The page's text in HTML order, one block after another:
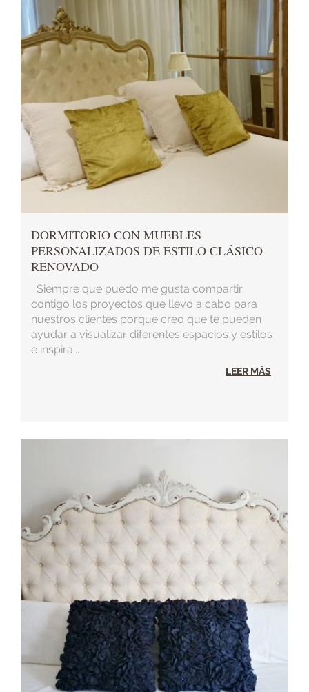
DORMITORIO CON MUEBLES
PERSONALIZADOS DE ESTILO CLÁSICO
RENOVADO
Siempre que puedo me gusta compartir
contigo los proyectos que llevo a cabo para
nuestros clientes porque creo que te pueden
ayudar a visualizar diferentes espacios y estilos
e inspira...
LEER MÁS